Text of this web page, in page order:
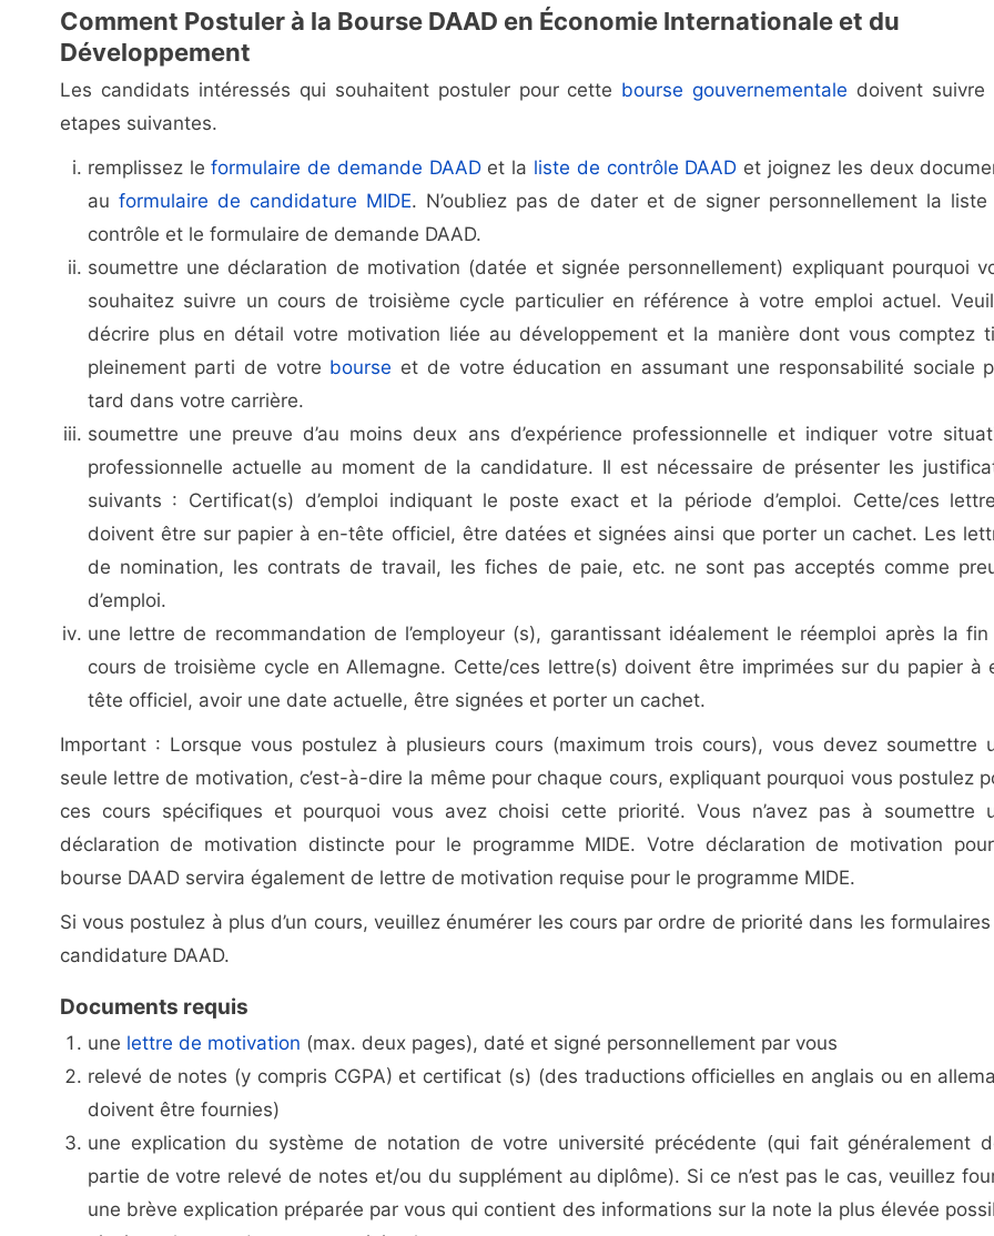
Comment Postuler à la Bourse DAAD en Économie Internationale et du
Développement
Les candidats intéressés qui souhaitent postuler pour cette bourse gouvernementale doivent suivre
etapes suivantes.
remplissez leformulaire de demande DAADet la liste de contrôle DAAD et joignez les deux
au formulaire de candidature MIDE. N’oubliez pas de dater et de signer personnellement la liste
contrôle et le formulaire de demande DAAD.
soumettre une déclaration de motivation (datée et signée personnellement) expliquant pourquoi
souhaitez suivre un cours de troisième cycle particulier en référence à votre emploi actuel.
décrire plus en détail votre motivation liée au développement et la manière dont vous comptez
pleinement parti de votre bourse et de votre éducation en assumant une responsabilité sociale
tard dans votre carrière.
soumettre une preuve d’au moins deux ans d’expérience professionnelle et indiquer votre
professionnelle actuelle au moment de la candidature. Il est nécessaire de présenter les
suivants : Certificat(s) d’emploi indiquant le poste exact et la période d’emploi. Cette/ces
doivent être sur papier à en-tête officiel, être datées et signées ainsi que porter un cachet. Les
de nomination, les contrats de travail, les fiches de paie, etc. ne sont pas acceptés comme
d’emploi.
une lettre de recommandation de l’employeur (s), garantissant idéalement le réemploi après la fin
cours de troisième cycle en Allemagne. Cette/ces lettre(s) doivent être imprimées sur du papier à
tête officiel, avoir une date actuelle, être signées et porter un cachet.
Important : Lorsque vous postulez à plusieurs cours (maximum trois cours), vous devez soumettre
seule lettre de motivation, c’est-à-dire la même pour chaque cours, expliquant pourquoi vous postulez
ces cours spécifiques et pourquoi vous avez choisi cette priorité. Vous n’avez pas à soumettre
déclaration de motivation distincte pour le programme MIDE. Votre déclaration de motivation
bourse DAAD servira également de lettre de motivation requise pour le programme MIDE.
Si vous postulez à plus d’un cours, veuillez énumérer les cours par ordre de priorité dans les
candidature DAAD.
Documents requis
une lettre de motivation (max. deux pages), daté et signé personnellement par vous
relevé de notes (y compris CGPA) et certificat (s) (des traductions officielles en anglais ou en
doivent être fournies)
une explication du système de notation de votre université précédente (qui fait généralement
partie de votre relevé de notes et/ou du supplément au diplôme). Si ce n’est pas le cas, veuillez
une brève explication préparée par vous qui contient des informations sur la note la plus élevée